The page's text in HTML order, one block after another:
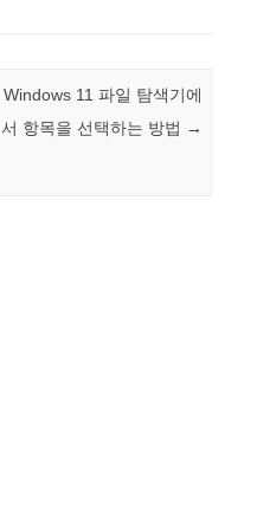
Windows 11 파일 탐색기에
서 항목을 선택하는 방법 →